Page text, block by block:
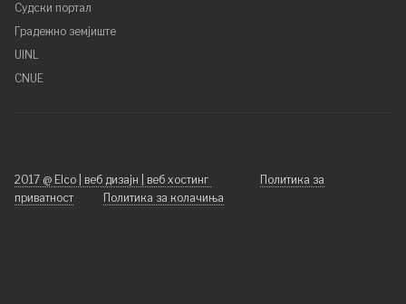
Судски портал
Градежно земјиште
UINL
CNUE
2017 @ Elco | веб дизајн | веб хостинг
Политика за
приватност
Политика за колачиња